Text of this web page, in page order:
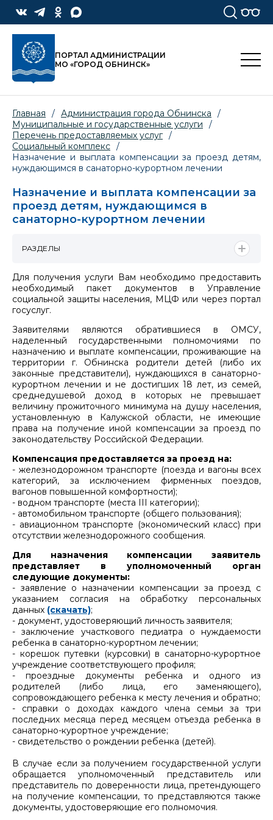
ПОРТАЛ АДМИНИСТРАЦИИ
МО «ГОРОД ОБНИНСК»
Главная / Администрация города Обнинска
/
Муниципальные и государственные услуги
/
Перечень предоставляемых услуг /
Социальный комплекс /
Назначение и выплата компенсации за проезд детям,
нуждающимся в санаторно-курортном лечении
Назначение и выплата компенсации за
проезд детям, нуждающимся в
санаторно-курортном лечении
Для получения услуги Вам необходимо предоставить
необходимый пакет документов в Управление
социальной защиты населения, МЦФ или через портал
госуслуг.
Заявителями являются обратившиеся в ОМСУ,
наделенный государственными полномочиями по
назначению и выплате компенсации, проживающие на
территории г. Обнинска родители детей (либо их
законные представители), нуждающихся в санаторно-
курортном лечении и не достигших 18 лет, из семей,
среднедушевой доход в которых не превышает
величину прожиточного минимума на душу населения,
установленную в Калужской области, не имеющие
права на получение иной компенсации за проезд по
законодательству Российской Федерации.
Компенсация предоставляется за проезд на:
- железнодорожном транспорте (поезда и вагоны всех
категорий, за исключением фирменных поездов,
вагонов повышенной комфортности);
- водном транспорте (места III категории);
- автомобильном транспорте (общего пользования);
- авиационном транспорте (экономический класс) при
отсутствии железнодорожного сообщения.
Для назначения компенсации заявитель
представляет в уполномоченный орган
следующие документы:
- заявление о назначении компенсации за проезд с
указанием согласия на обработку персональных
данных (скачать);
- документ, удостоверяющий личность заявителя;
- заключение участкового педиатра о нуждаемости
ребенка в санаторно-курортном лечении;
- корешок путевки (курсовки) в санаторно-курортное
учреждение соответствующего профиля;
- проездные документы ребенка и одного из
родителей (либо лица, его заменяющего),
сопровождающего ребенка к месту лечения и обратно;
- справки о доходах каждого члена семьи за три
последних месяца перед месяцем отъезда ребенка в
санаторно-курортное учреждение;
- свидетельство о рождении ребенка (детей).
В случае если за получением государственной услуги
обращается уполномоченный представитель или
представитель по доверенности лица, претендующего
на получение компенсации, то представляются также
документы, удостоверяющие его полномочия.
РАЗДЕЛЫ